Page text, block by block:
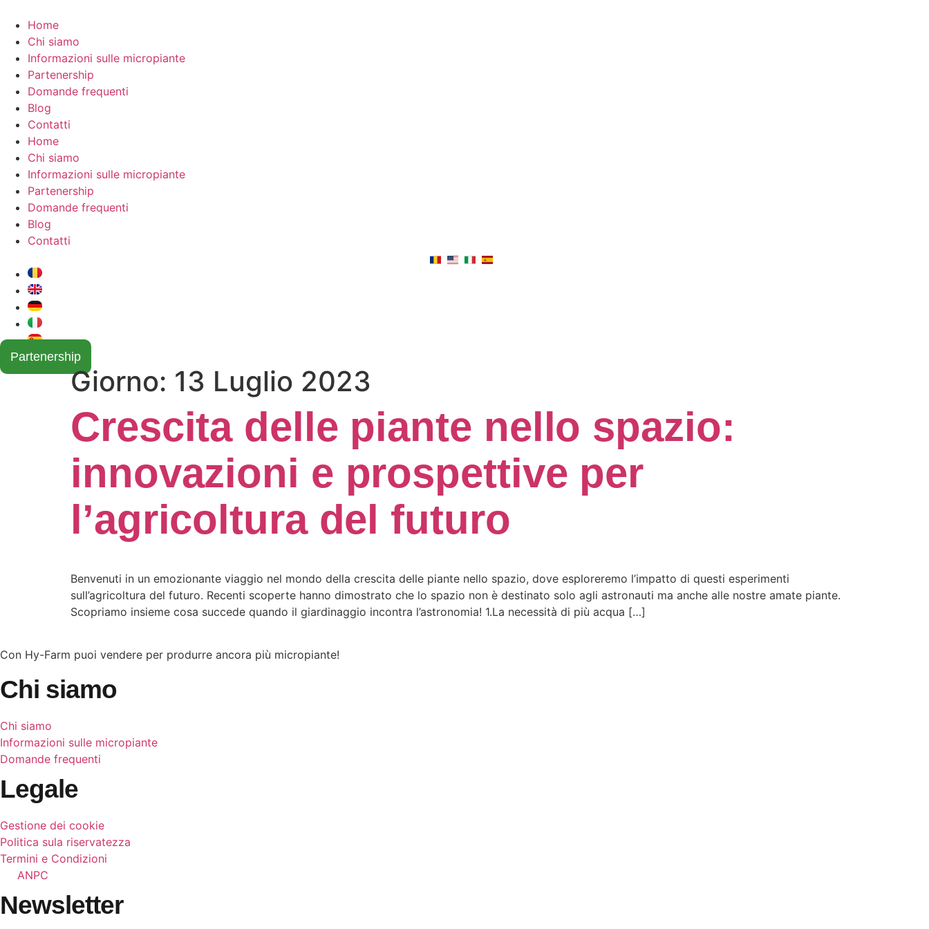
contenuto
Home
Chi siamo
Informazioni sulle micropiante
Partenership
Domande frequenti
Blog
Contatti
Home
Chi siamo
Informazioni sulle micropiante
Partenership
Domande frequenti
Blog
Contatti
Partenership
Giorno: 13 Luglio 2023
Crescita delle piante nello spazio:
innovazioni e prospettive per
l’agricoltura del futuro
Benvenuti in un emozionante viaggio nel mondo della crescita delle piante nello spazio, dove esploreremo l’impatto di questi esperimenti
sull’agricoltura del futuro. Recenti scoperte hanno dimostrato che lo spazio non è destinato solo agli astronauti ma anche alle nostre amate piante.
Scopriamo insieme cosa succede quando il giardinaggio incontra l’astronomia! 1.La necessità di più acqua […]
Con Hy-Farm puoi vendere per produrre ancora più micropiante!
Chi siamo
Chi siamo
Informazioni sulle micropiante
Domande frequenti
Legale
Gestione dei cookie
Politica sula riservatezza
Termini e Condizioni
ANPC
Newsletter